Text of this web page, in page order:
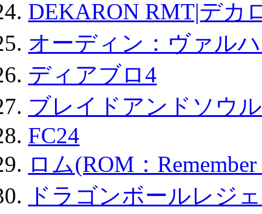
DEKARON RMT|デカ
オーディン：ヴァル
ディアブロ4
ブレイドアンドソウ
FC24
ロム(ROM：
ドラゴンボールレジ